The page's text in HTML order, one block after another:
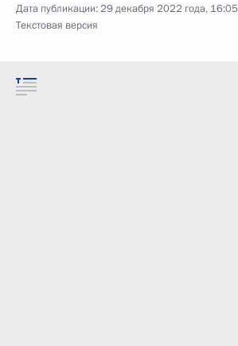
Дата публикации:29 декабря 2022 года, 16:05
Текстовая версия